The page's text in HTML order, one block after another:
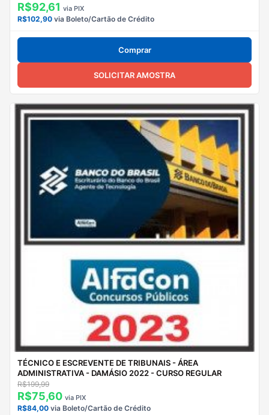
R$92,61 via PIX
R$102,90 via Boleto/Cartão de Crédito
Comprar
SOLICITAR AMOSTRA
TÉCNICO E ESCREVENTE DE TRIBUNAIS - ÁREA
ADMINISTRATIVA - DAMÁSIO 2022 - CURSO REGULAR
R$199,99
R$75,60 via PIX
R$84,00 via Boleto/Cartão de Crédito